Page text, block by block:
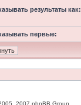
результаты как:
первые:
2007 phpBB Group